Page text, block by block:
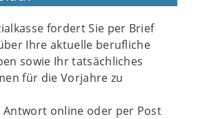
fordert Sie per Brief
Ihre aktuelle berufliche
sowie Ihr tatsächliches
für die Vorjahre zu
Antwort online oder per Post